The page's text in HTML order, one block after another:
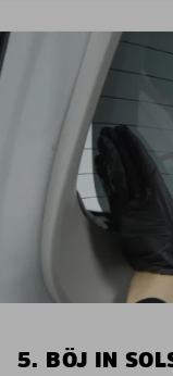
5. BÖJ IN